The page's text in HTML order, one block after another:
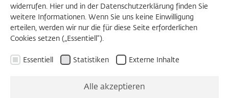
Einige der Fellows gehören zu der folgenden
Schwerpunktgruppe
GESCHLECHTER­VERHÄLTNIS ADULTER WIRBELTIERE
widerrufen. Hier und in der Datenschutzerklärung finden Sie
weitere Informationen. Wenn Sie uns keine Einwilligung
erteilen, werden wir nur die für diese Seite erforderlichen
Cookies setzen („Essentiell“).
Essentiell Statistiken Externe Inhalte
Alle akzeptieren